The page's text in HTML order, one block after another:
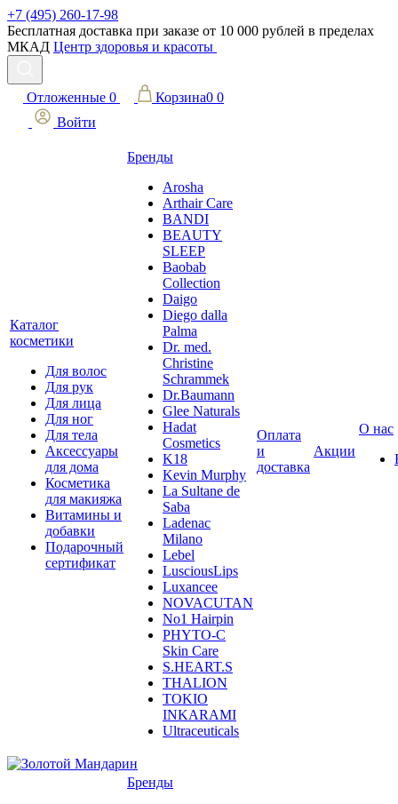
+7 (495) 260-17-98
Бесплатная доставка при заказе от 10 000 рублей в пределах
МКАД Центр здоровья и красоты
Отложенные 0 Корзина0 0
Войти
Каталог
косметики
Для волос
Для рук
Для лица
Для ног
Для тела
Аксессуары
для дома
Косметика
для макияжа
Витамины и
добавки
Подарочный
сертификат
Бренды
Arosha
Arthair Care
BANDI
BEAUTY
SLEEP
Baobab
Collection
Daigo
Diego dalla
Palma
Dr. med.
Christine
Schrammek
Dr.Baumann
Glee Naturals
Hadat
Cosmetics
K18
Kevin Murphy
La Sultane de
Saba
Ladenac
Milano
Lebel
LusciousLips
Luxancee
NOVACUTAN
No1 Hairpin
PHYTO-C
Skin Care
S.HEART.S
THALION
TOKIO
INKARAMI
Ultraceuticals
Оплата
и
доставка
Акции
О нас
Бренды